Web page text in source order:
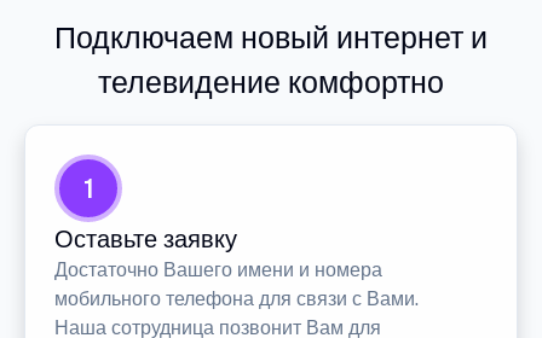
Подключаем новый интернет и
телевидение комфортно
1
Оставьте заявку
Достаточно Вашего имени и номера
мобильного телефона для связи с Вами.
Наша сотрудница позвонит Вам для